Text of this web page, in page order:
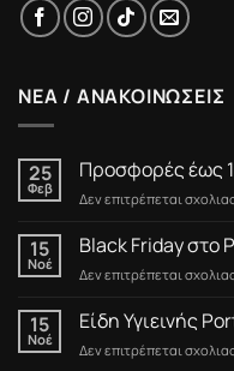
ΝΕΑ / ΑΝΑΚΟΙΝΩΣΕΙΣ
25
Φεβ
Προσφορές έως
Δεν επιτρέπεται
15
Νοέ
Black Friday στο
Δεν επιτρέπεται
15
Νοέ
Είδη Υγιεινής
Δεν επιτρέπεται